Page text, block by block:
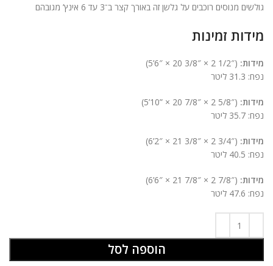
גולשים מנוסים רוכבים על גלשן זה באורך קצר ב־3 עד 6 אינץ’ מגובהם
מידות זמינות
מידות:
נפח: 31.3 ליטר
מידות:
נפח: 35.7 ליטר
מידות:
נפח: 40.5 ליטר
מידות:
נפח: 47.6 ליטר
הוספה לסל